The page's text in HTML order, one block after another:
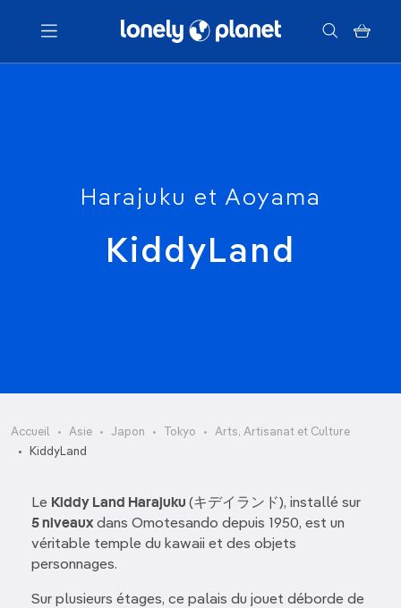
Menu
Harajuku et Aoyama
KiddyLand
Accueil Asie Japon Tokyo
Arts, Artisanat et Culture
KiddyLand
Le Kiddy Land Harajuku (キデイランド), installé sur
5 niveauxdans Omotesando depuis 1950, est un
véritable temple du kawaii et des objets
personnages.
Sur plusieurs étages, ce palais du jouet déborde de